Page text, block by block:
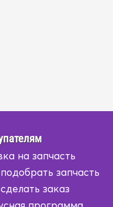
на запчасть
запчасть
заказ